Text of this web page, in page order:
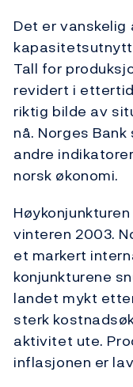
Det er
Tall for
revidert i
riktig bilde av
nå. Norges
andre
norsk økonomi.
vinteren 2003.
et markert
konjunkturene
landet mykt
sterk
aktivitet ute.
inflasjonen er